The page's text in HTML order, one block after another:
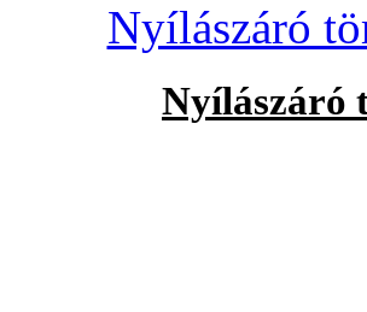
Nyílászáró
Nyílászáró